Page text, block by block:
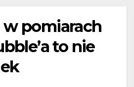
w pomiarach
to nie